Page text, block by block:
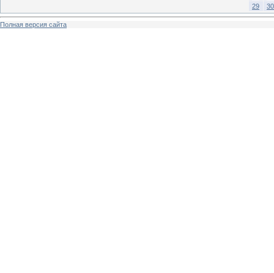
29
30
Полная версия сайта